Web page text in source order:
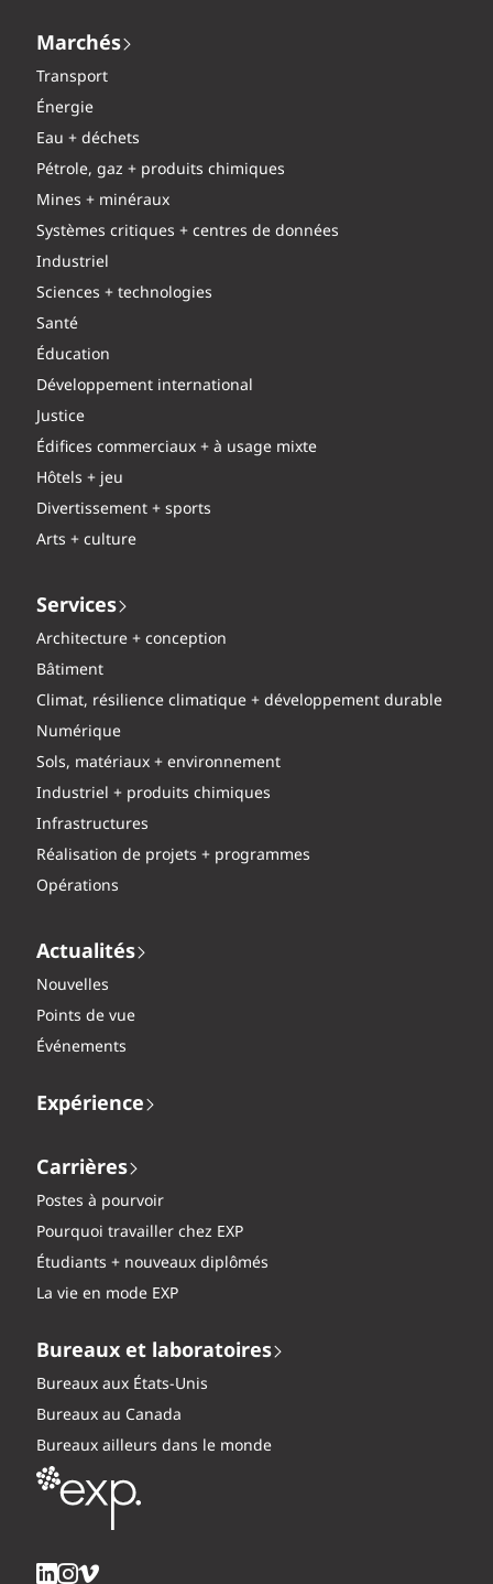
Marchés
Transport
Énergie
Eau + déchets
Pétrole, gaz + produits chimiques
Mines + minéraux
Systèmes critiques + centres de données
Industriel
Sciences + technologies
Santé
Éducation
Développement international
Justice
Édifices commerciaux + à usage mixte
Hôtels + jeu
Divertissement + sports
Arts + culture
Services
Architecture + conception
Bâtiment
Climat, résilience climatique + développement durable
Numérique
Sols, matériaux + environnement
Industriel + produits chimiques
Infrastructures
Réalisation de projets + programmes
Opérations
Actualités
Nouvelles
Points de vue
Événements
Expérience
Carrières
Postes à pourvoir
Pourquoi travailler chez EXP
Étudiants + nouveaux diplômés
La vie en mode EXP
Bureaux et laboratoires
Bureaux aux États-Unis
Bureaux au Canada
Bureaux ailleurs dans le monde